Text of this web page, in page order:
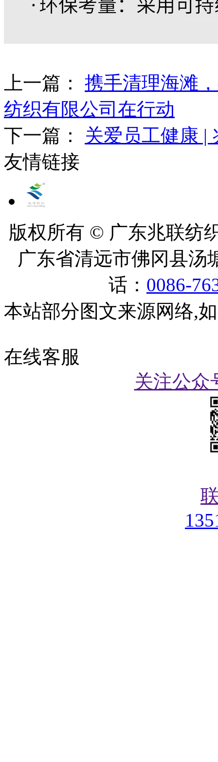
上一篇： 携手清理海滩
纺织有限公司在行动
下一篇： 关爱员工健康 |
友情链接
版权所有 © 广东兆联纺
广东省清远市佛冈县汤
话： 0086-
本站部分图文来源网络,
在线客服
关注公众